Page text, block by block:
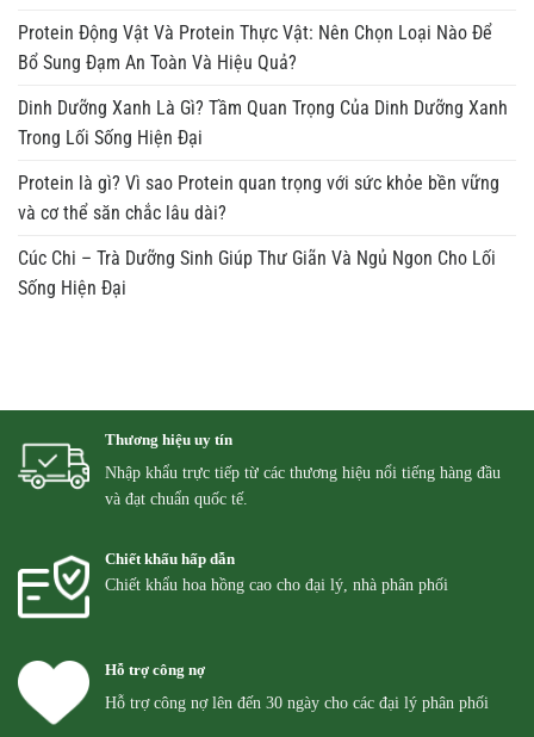
Protein Động Vật Và Protein Thực Vật: Nên Chọn Loại Nào Để
Bổ Sung Đạm An Toàn Và Hiệu Quả?
Dinh Dưỡng Xanh Là Gì? Tầm Quan Trọng Của Dinh Dưỡng Xanh
Trong Lối Sống Hiện Đại
Protein là gì? Vì sao Protein quan trọng với sức khỏe bền vững
và cơ thể săn chắc lâu dài?
Cúc Chi – Trà Dưỡng Sinh Giúp Thư Giãn Và Ngủ Ngon Cho Lối
Sống Hiện Đại
Thương hiệu uy tín
Nhập khẩu trực tiếp từ các thương hiệu nổi tiếng hàng đầu
và đạt chuẩn quốc tế.
Chiết khấu hấp dẫn
Chiết khẩu hoa hồng cao cho đại lý, nhà phân phối
Hỗ trợ công nợ
Hỗ trợ công nợ lên đến 30 ngày cho các đại lý phân phối